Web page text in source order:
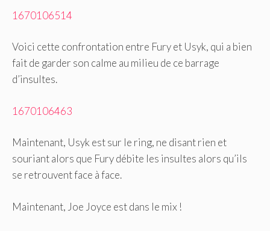
1670106514
Voici cette confrontation entre Fury et Usyk, qui a bien
fait de garder son calme au milieu de ce barrage
d’insultes.
1670106463
Maintenant, Usyk est sur le ring, ne disant rien et
souriant alors que Fury débite les insultes alors qu’ils
se retrouvent face à face.
Maintenant, Joe Joyce est dans le mix !